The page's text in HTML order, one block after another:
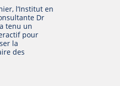
l’Institut en
Dr
tenu un
pour
la
des